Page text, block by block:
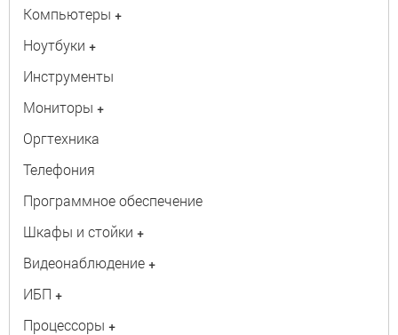
Компьютеры +
Ноутбуки +
Инструменты
Мониторы +
Оргтехника
Телефония
Программное обеспечение
Шкафы и стойки +
Видеонаблюдение +
ИБП +
Процессоры +